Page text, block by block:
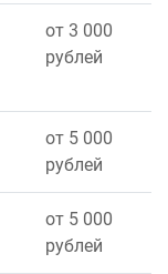
от 3 000
рублей
от 5 000
рублей
от 5 000
рублей